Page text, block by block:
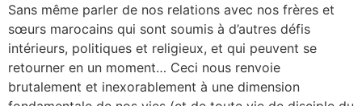
Sans même parler de nos relations avec nos frères et
sœurs marocains qui sont soumis à d’autres défis
intérieurs, politiques et religieux, et qui peuvent se
retourner en un moment… Ceci nous renvoie
brutalement et inexorablement à une dimension